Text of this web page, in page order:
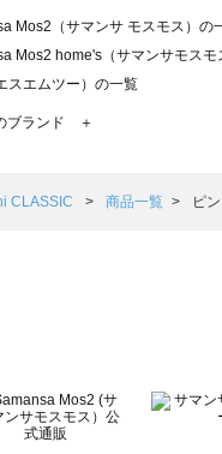
Mos2（サマンサ モスモス）の
Mos2 home's（サマンサモスモ
スエムツー）の一覧
by Samansa Mos2（ツハルバ
Mos2 Lagom（サマンサモスモ
BLUE（べティーズブルー）の
ールドパーティー）の一覧
ブランド ＋
CLASSIC 商品一覧 ピ